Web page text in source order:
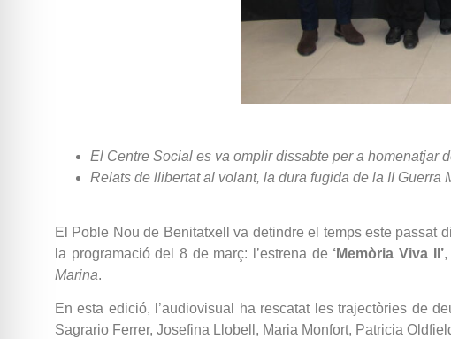
El Centre Social es va omplir dissabte per a homenatjar
Relats de llibertat al volant, la dura fugida de la II
El Poble Nou de Benitatxell va detindre el temps este passat
la programació del 8 de març: l’estrena de ‘Memòria Viva II’,
Marina.
En esta edició, l’audiovisual ha rescatat les trajectòries de
Sagrario Ferrer, Josefina Llobell, Maria Monfort, Patricia